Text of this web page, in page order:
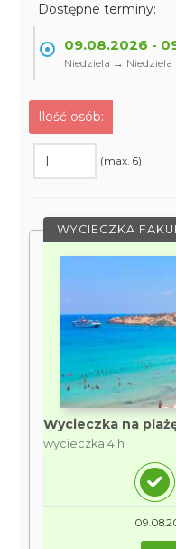
Dostępne terminy:
09.08.2026 -
Niedziela → Niedziela
Ilość osób:
(max. 6)
WYCIECZKA
Wycieczka na
wycieczka 4 h